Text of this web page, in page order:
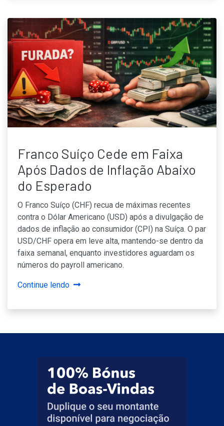
Franco Suíço Cede em Faixa
Após Dados de Inflação Abaixo
do Esperado
O Franco Suíço (CHF) recua de máximas recentes
contra o Dólar Americano (USD) após a divulgação de
dados de inflação ao consumidor (CPI) na Suíça. O par
USD/CHF opera em leve alta, mantendo-se dentro da
faixa semanal, enquanto investidores aguardam os
números do payroll americano.
Continue lendo